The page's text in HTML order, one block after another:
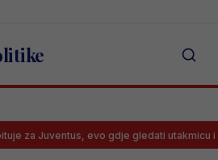
evo gdje gledati utakmicu i kada